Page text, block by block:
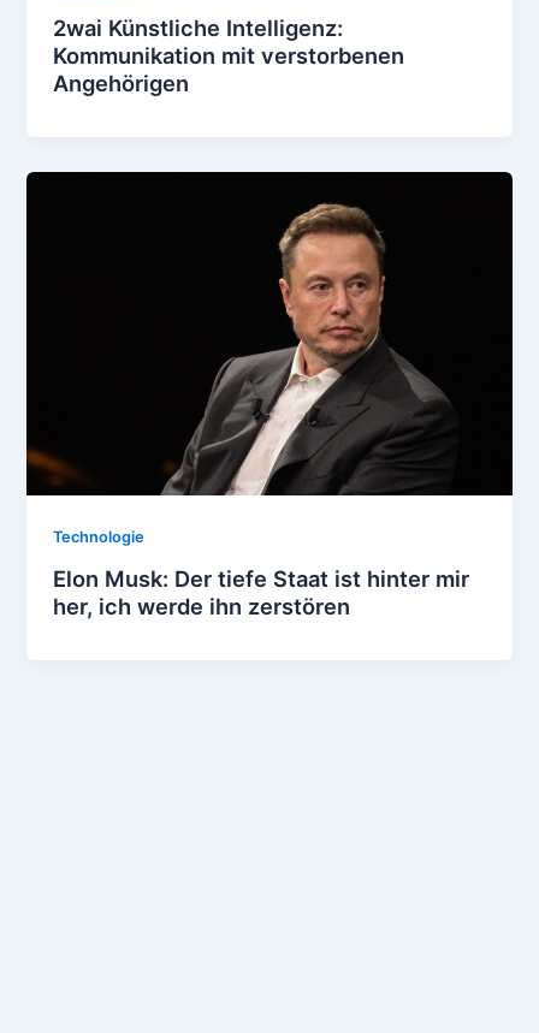
2wai Künstliche Intelligenz:
Kommunikation mit verstorbenen
Angehörigen
Technologie
Elon Musk: Der tiefe Staat ist hinter mir
her, ich werde ihn zerstören